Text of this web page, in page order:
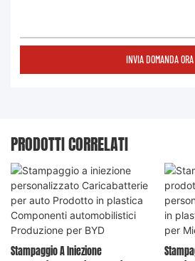
INVIA DOMANDA ORA
PRODOTTI CORRELATI
Stampaggio A Iniezione